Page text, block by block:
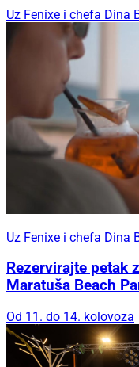
Uz Fenixe i chefa Dina
Uz Fenixe i chefa Dina
Rezervirajte petak
Maratuša Beach
Od 11. do 14. kolovoza